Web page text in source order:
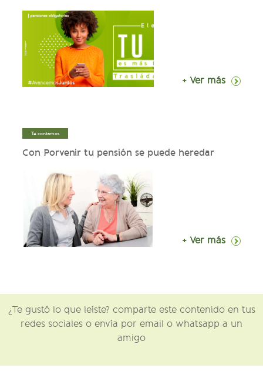
+ Ver más
Te contamos
Con Porvenir tu pensión se puede heredar
+ Ver más
¿Te gustó lo que leíste? comparte este contenido en tus
redes sociales o envía por email o whatsapp a un
amigo